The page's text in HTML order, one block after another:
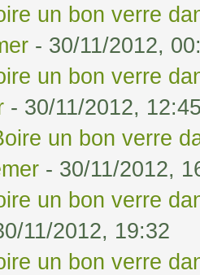
un bon verre
- 30/11/2012,
un bon verre
- 30/11/2012,
un bon verre
- 30/11/2012,
un bon verre
11/2012, 19:32
un bon verre